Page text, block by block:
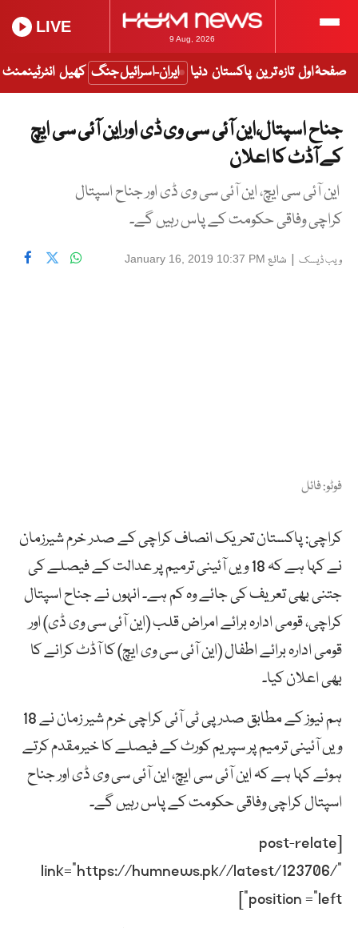
9 Aug, 2026
LIVE
صفحۂ اول تازہ ترین پاکستان دنیا ایران-اسرائیل جنگ کھیل انٹرٹینمنٹ
جناح اسپتال،این آئی سی وی ڈی اوراین آئی سی ایچ
کے آڈٹ کا اعلان
این آئی سی ایچ، این آئی سی وی ڈی اور جناح اسپتال
کراچی وفاقی حکومت کے پاس رہیں گے۔
ویب ڈیسک | شائع January 16, 2019 10:37 PM
فوٹو: فائل
کراچی: پاکستان تحریک انصاف کراچی کے صدر خرم شیرزمان
نے کہا ہے کہ 18 ویں آئینی ترمیم پر عدالت کے فیصلے کی
جتنی بھی تعریف کی جائے وہ کم ہے۔ انہوں نے جناح اسپتال
کراچی، قومی ادارہ برائے امراض قلب (این آئی سی وی ڈی) اور
قومی ادارہ برائے اطفال (این آئی سی وی ایچ) کا آڈٹ کرانے کا
بھی اعلان کیا۔
ہم نیوز کے مطابق صدر پی ٹی آئی کراچی خرم شیر زمان نے 18
ویں آئینی ترمیم پر سپریم کورٹ کے فیصلے کا خیرمقدم کرتے
ہوئے کہا ہے کہ این آئی سی ایچ، این آئی سی وی ڈی اور جناح
اسپتال کراچی وفاقی حکومت کے پاس رہیں گے۔
[post-relate
link=”https://humnews.pk//latest/123706/”
position =”left”]